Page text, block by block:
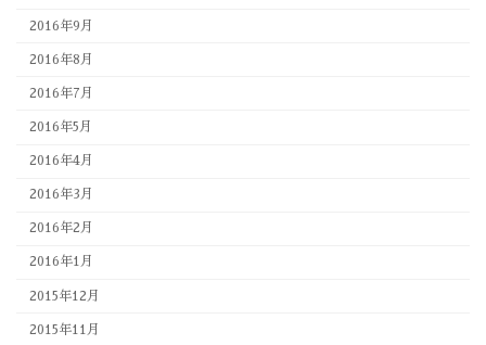
2016年9月
2016年8月
2016年7月
2016年5月
2016年4月
2016年3月
2016年2月
2016年1月
2015年12月
2015年11月